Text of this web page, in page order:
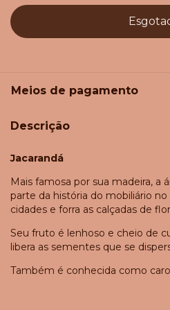
Meios de pagamento
Descrição
Jacarandá
Mais famosa por sua madeira, a
parte da história do mobiliário
cidades e forra as calçadas de
Seu fruto é lenhoso e cheio de
libera as sementes que se
Também é conhecida como